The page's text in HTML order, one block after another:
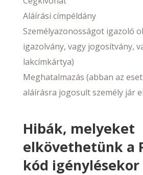
Aláírási címpéldány
Személyazonosságot igazoló
igazolvány, vagy jogosítvány,
lakcímkártya)
Meghatalmazás (abban az
aláírásra jogosult személy jár
Hibák, melyeket
elkövethetünk a
kód igénylésekor